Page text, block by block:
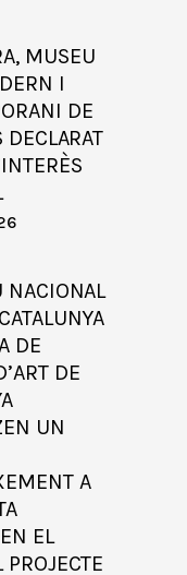
MUSEU
I
DE
DECLARAT
NACIONAL
DE
DE
UN
A
EL
PROJECTE